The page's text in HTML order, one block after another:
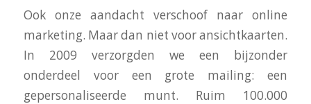
Ook onze aandacht verschoof naar online
marketing. Maar dan niet voor ansichtkaarten.
In 2009 verzorgden we een bijzonder
onderdeel voor een grote mailing: een
gepersonaliseerde munt. Ruim 100.000